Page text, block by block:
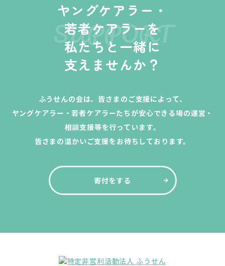
ヤングケアラー・
若者ケアラーを
私たちと一緒に
支えませんか？
SUPPORT
ふうせんの会は、皆さまのご支援によって、
ヤングケアラー・若者ケアラーたちが安心できる場の運営・
相談支援等を行っています。
皆さまの温かいご支援をお待ちしております。
寄付をする